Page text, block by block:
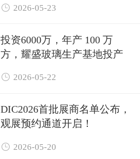
 2026-05-23
投资6000万，年产 100 万
方，耀盛玻璃生产基地投产
 2026-05-22
DIC2026首批展商名单公布，
观展预约通道开启！
 2026-05-20